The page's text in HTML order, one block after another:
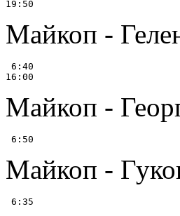
Майкоп -
6:40
Майкоп -
Майкоп -